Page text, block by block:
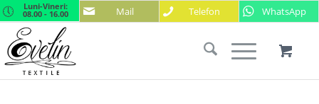
Mail Telefon WhatsApp
Luni-Vineri:
08.00 - 16.00